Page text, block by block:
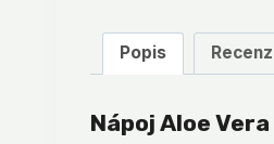
Popis
Nápoj Aloe